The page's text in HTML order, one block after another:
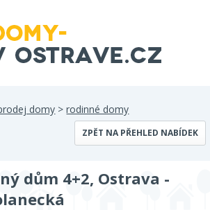
domy >rodinné domy
ZPĚT NA PŘEHLED NABÍDEK
dům 4+2, Ostrava -